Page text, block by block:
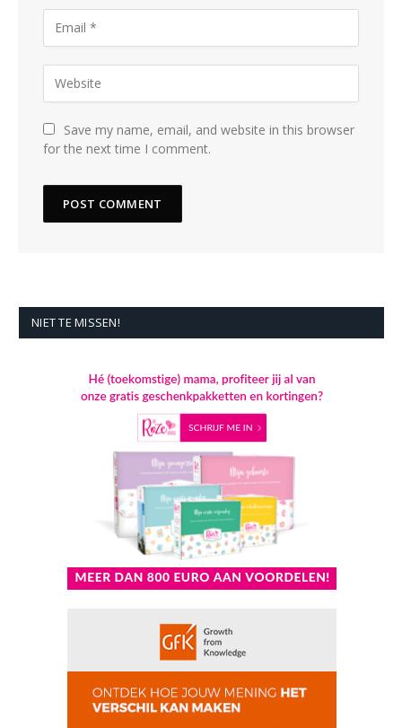
Save my name, email, and website in this browser
for the next time I comment.
NIET TE MISSEN!